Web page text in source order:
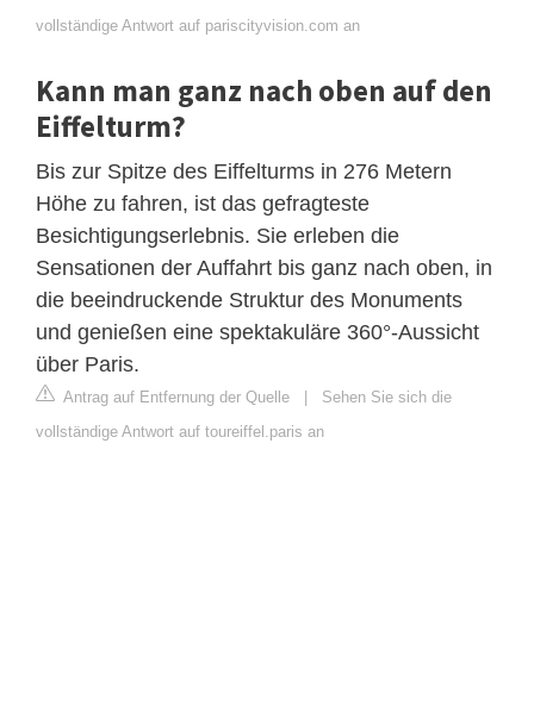
vollständige Antwort auf pariscityvision.com an
Kann man ganz nach oben auf den
Eiffelturm?
Bis zur Spitze des Eiffelturms in 276 Metern
Höhe zu fahren, ist das gefragteste
Besichtigungserlebnis. Sie erleben die
Sensationen der Auffahrt bis ganz nach oben, in
die beeindruckende Struktur des Monuments
und genießen eine spektakuläre 360°-Aussicht
über Paris.
Antrag auf Entfernung der Quelle | Sehen Sie sich die
vollständige Antwort auf toureiffel.paris an